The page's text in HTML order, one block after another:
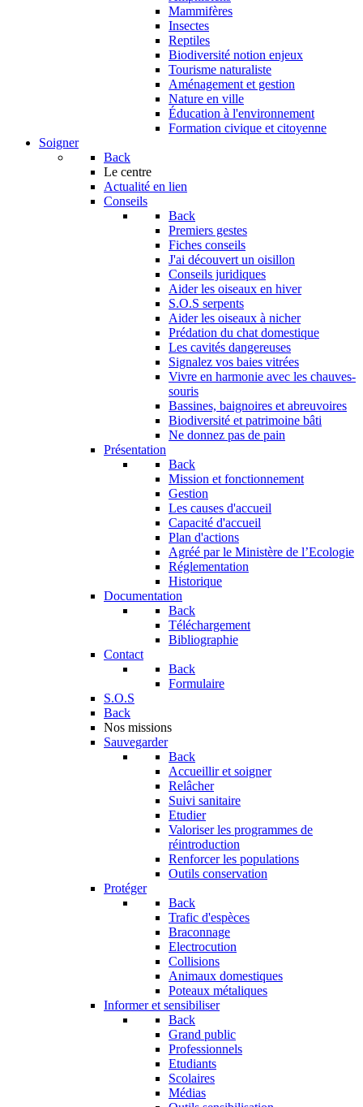
Mammifères
Insectes
Reptiles
Biodiversité notion enjeux
Tourisme naturaliste
Aménagement et gestion
Nature en ville
Éducation à l'environnement
Formation civique et citoyenne
Soigner
Back
Le centre
Actualité en lien
Conseils
Back
Premiers gestes
Fiches conseils
J'ai découvert un oisillon
Conseils juridiques
Aider les oiseaux en hiver
S.O.S serpents
Aider les oiseaux à nicher
Prédation du chat domestique
Les cavités dangereuses
Signalez vos baies vitrées
Vivre en harmonie avec les chauves-
souris
Bassines, baignoires et abreuvoires
Biodiversité et patrimoine bâti
Ne donnez pas de pain
Présentation
Back
Mission et fonctionnement
Gestion
Les causes d'accueil
Capacité d'accueil
Plan d'actions
Agréé par le Ministère de l’Ecologie
Réglementation
Historique
Documentation
Back
Téléchargement
Bibliographie
Contact
Back
Formulaire
S.O.S
Back
Nos missions
Sauvegarder
Back
Accueillir et soigner
Relâcher
Suivi sanitaire
Etudier
Valoriser les programmes de
réintroduction
Renforcer les populations
Outils conservation
Protéger
Back
Trafic d'espèces
Braconnage
Electrocution
Collisions
Animaux domestiques
Poteaux métaliques
Informer et sensibiliser
Back
Grand public
Professionnels
Etudiants
Scolaires
Médias